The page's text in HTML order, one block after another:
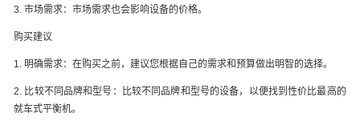
3. 市场需求：市场需求也会影响设备的价格。
购买建议
1. 明确需求：在购买之前，建议您根据自己的需求和预算做出明智的选择。
2. 比较不同品牌和型号：比较不同品牌和型号的设备，以便找到性价比最高的
就车式平衡机。